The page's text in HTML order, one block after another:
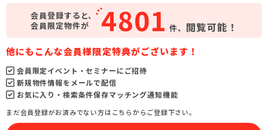
会員登録すると、
会員限定物件が
4801 件、 閲覧可能！
他にもこんな会員様限定特典がございます！
会員限定イベント・セミナーにご招待
新規物件情報をメールで配信
お気に入り・検索条件保存マッチング通知機能
まだ会員登録がお済みでない方はこちらからご登録下さい。